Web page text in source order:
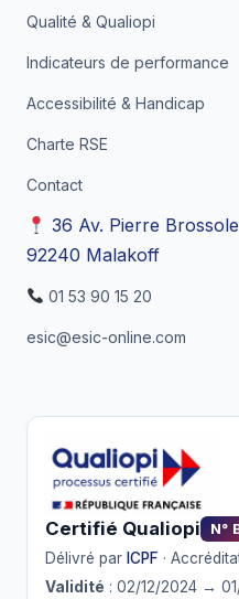
Qualité & Qualiopi
Indicateurs de performance
Accessibilité & Handicap
Charte RSE
Contact
36 Av. Pierre
92240 Malakoff
01 53 90 15 20
esic@esic-online.com
Certifié Qualiopi
N°
Délivré par ICPF ·
Validité : 02/12/2024 → 01/